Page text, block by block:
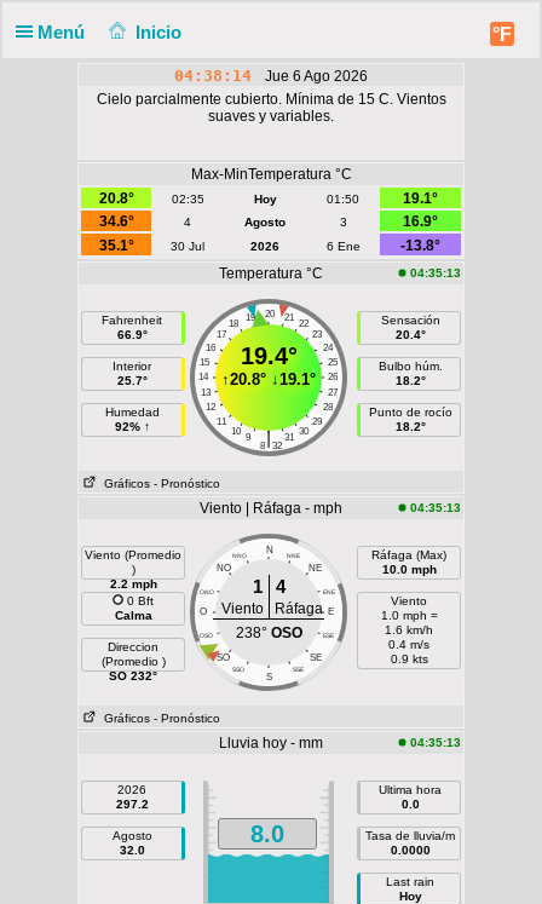
Menú Inicio °F
04:38:14
Jue 6 Ago 2026
Cielo parcialmente cubierto. Mínima de 15 C. Vientos
suaves y variables.
Max-MinTemperatura °C
20.8°
02:35 Hoy 01:50
19.1°
34.6°
4 Agosto 3
16.9°
35.1°
30 Jul 2026 6 Ene
-13.8°
Temperatura °C
04:35:13
Fahrenheit
66.9°
Interior
25.7°
Humedad
92% ↑
20
19 21
18
22
17
23
16
24
15
25
14
26
13
27
12
28
11
29
10
30
9 31
|
8 32
19.4°
↑20.8° ↓19.1°
Sensación
20.4°
Bulbo húm.
18.2°
Punto de rocío
18.2°
Gráficos - Pronóstico
Viento | Ráfaga - mph 04:35:13
Viento (Promedio
)
2.2 mph
0 Bft
Calma
Direccion
(Promedio )
SO 232°
N
NNO NNE
NO NE
ONO ENE
O E
OSO ESE
SO SE
SSO SSE
S
1 4
Viento
Ráfaga
238° OSO
Ráfaga (Max)
10.0 mph
Viento
1.0 mph =
1.6 km/h
0.4 m/s
0.9 kts
Gráficos - Pronóstico
Lluvia hoy - mm 04:35:13
2026
297.2
Agosto
32.0
8.0
Ultima hora
0.0
Tasa de lluvia/m
0.0000
Last rain
Hoy